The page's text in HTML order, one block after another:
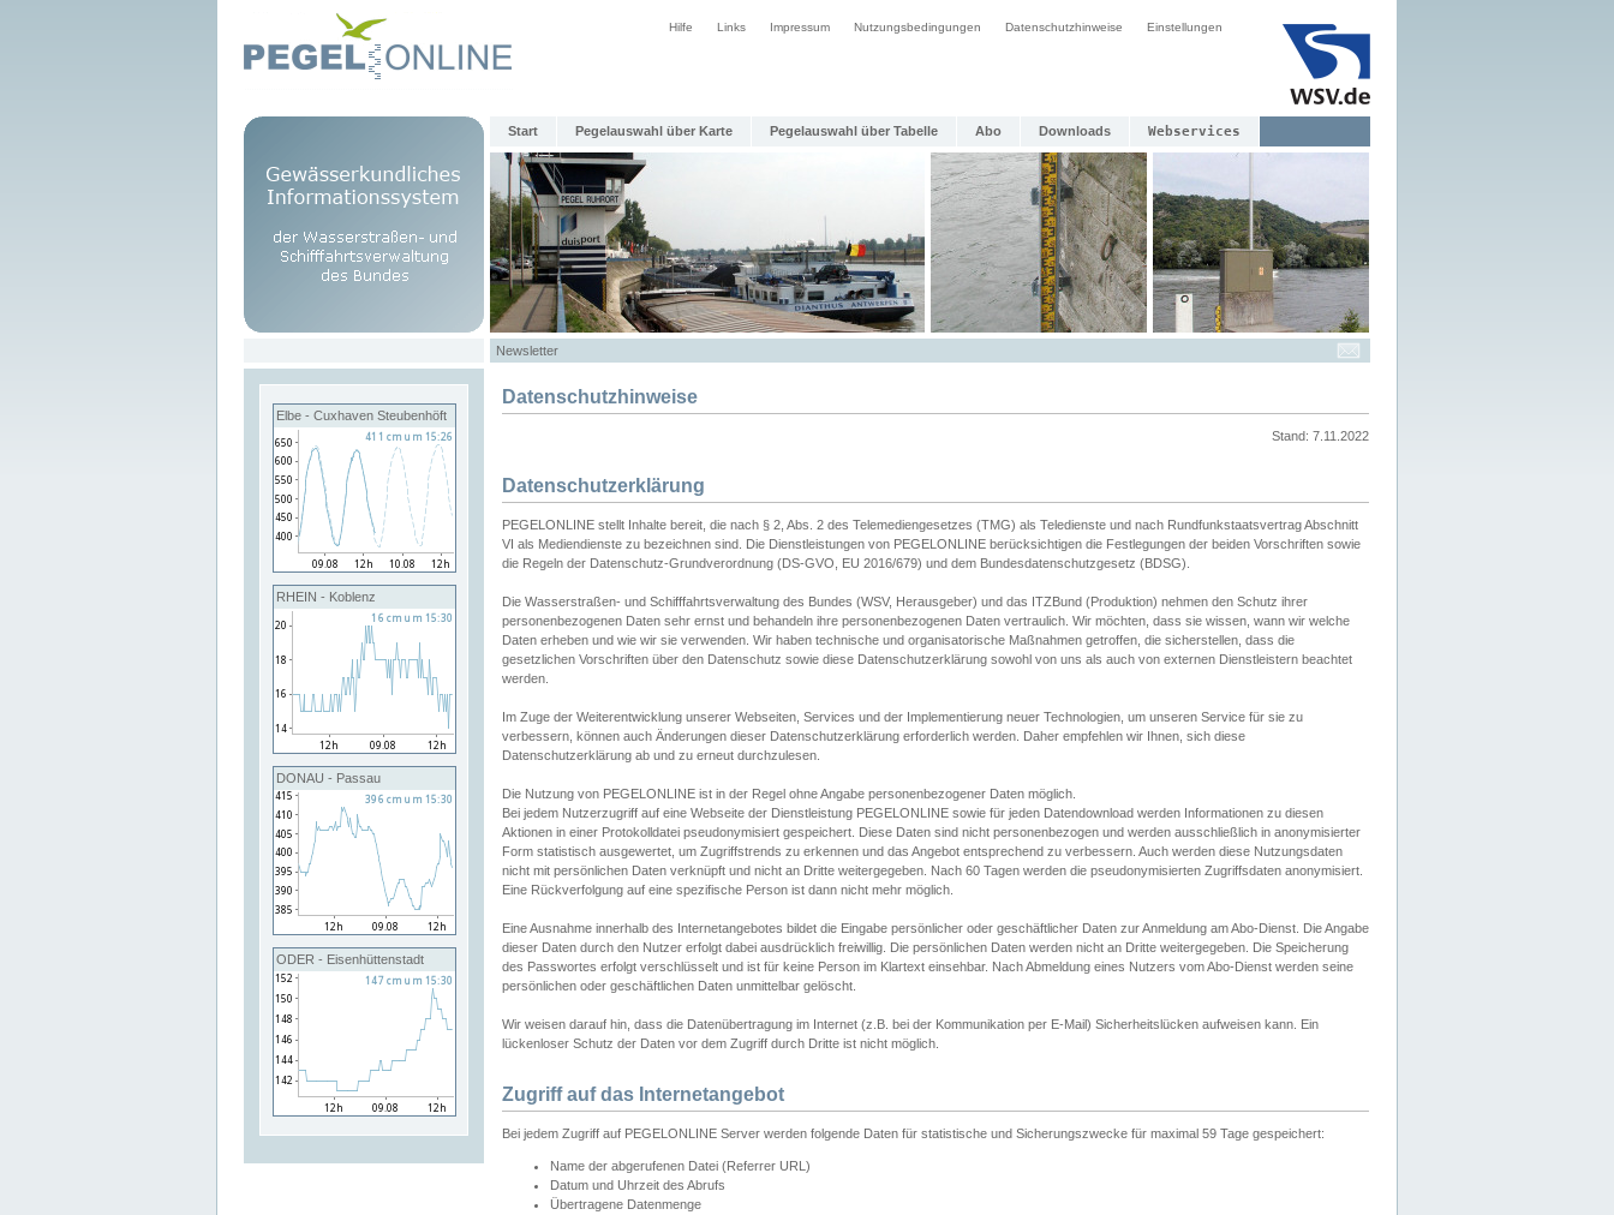
Hilfe Links Impressum Nutzungsbedingungen Datenschutzhinweise Einstellungen
Start Pegelauswahl über Karte Pegelauswahl über Tabelle Abo Downloads Webservices
Newsletter
Elbe - Cuxhaven Steubenhöft
RHEIN - Koblenz
DONAU - Passau
ODER - Eisenhüttenstadt
Datenschutzhinweise
Stand: 7.11.2022
Datenschutzerklärung
PEGELONLINE stellt Inhalte bereit, die nach § 2, Abs. 2 des Telemediengesetzes (TMG) als Teledienste und nach Rundfunkstaatsvertrag Abschnitt
VI als Mediendienste zu bezeichnen sind. Die Dienstleistungen von PEGELONLINE berücksichtigen die Festlegungen der beiden Vorschriften sowie
die Regeln der Datenschutz-Grundverordnung (DS-GVO, EU 2016/679) und dem Bundesdatenschutzgesetz (BDSG).
Die Wasserstraßen- und Schifffahrtsverwaltung des Bundes (WSV, Herausgeber) und das ITZBund (Produktion) nehmen den Schutz ihrer
personenbezogenen Daten sehr ernst und behandeln ihre personenbezogenen Daten vertraulich. Wir möchten, dass sie wissen, wann wir welche
Daten erheben und wie wir sie verwenden. Wir haben technische und organisatorische Maßnahmen getroffen, die sicherstellen, dass die
gesetzlichen Vorschriften über den Datenschutz sowie diese Datenschutzerklärung sowohl von uns als auch von externen Dienstleistern beachtet
werden.
Im Zuge der Weiterentwicklung unserer Webseiten, Services und der Implementierung neuer Technologien, um unseren Service für sie zu
verbessern, können auch Änderungen dieser Datenschutzerklärung erforderlich werden. Daher empfehlen wir Ihnen, sich diese
Datenschutzerklärung ab und zu erneut durchzulesen.
Die Nutzung von PEGELONLINE ist in der Regel ohne Angabe personenbezogener Daten möglich.
Bei jedem Nutzerzugriff auf eine Webseite der Dienstleistung PEGELONLINE sowie für jeden Datendownload werden Informationen zu diesen
Aktionen in einer Protokolldatei pseudonymisiert gespeichert. Diese Daten sind nicht personenbezogen und werden ausschließlich in anonymisierter
Form statistisch ausgewertet, um Zugriffstrends zu erkennen und das Angebot entsprechend zu verbessern. Auch werden diese Nutzungsdaten
nicht mit persönlichen Daten verknüpft und nicht an Dritte weitergegeben. Nach 60 Tagen werden die pseudonymisierten Zugriffsdaten anonymisiert.
Eine Rückverfolgung auf eine spezifische Person ist dann nicht mehr möglich.
Eine Ausnahme innerhalb des Internetangebotes bildet die Eingabe persönlicher oder geschäftlicher Daten zur Anmeldung am Abo-Dienst. Die Angabe
dieser Daten durch den Nutzer erfolgt dabei ausdrücklich freiwillig. Die persönlichen Daten werden nicht an Dritte weitergegeben. Die Speicherung
des Passwortes erfolgt verschlüsselt und ist für keine Person im Klartext einsehbar. Nach Abmeldung eines Nutzers vom Abo-Dienst werden seine
persönlichen oder geschäftlichen Daten unmittelbar gelöscht.
Wir weisen darauf hin, dass die Datenübertragung im Internet (z.B. bei der Kommunikation per E-Mail) Sicherheitslücken aufweisen kann. Ein
lückenloser Schutz der Daten vor dem Zugriff durch Dritte ist nicht möglich.
Zugriff auf das Internetangebot
Bei jedem Zugriff auf PEGELONLINE Server werden folgende Daten für statistische und Sicherungszwecke für maximal 59 Tage gespeichert:
Name der abgerufenen Datei (Referrer URL)
Datum und Uhrzeit des Abrufs
Übertragene Datenmenge